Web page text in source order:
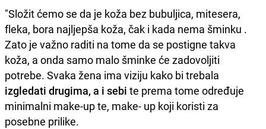
"Složit ćemo se da je koža bez bubuljica, mitesera,
fleka, bora najljepša koža, čak i kada nema šminku .
Zato je važno raditi na tome da se postigne takva
koža, a onda samo malo šminke će zadovoljiti
potrebe. Svaka žena ima viziju kako bi trebala
izgledati drugima, a i sebi te prema tome određuje
minimalni make-up te, make- up koji koristi za
posebne prilike.